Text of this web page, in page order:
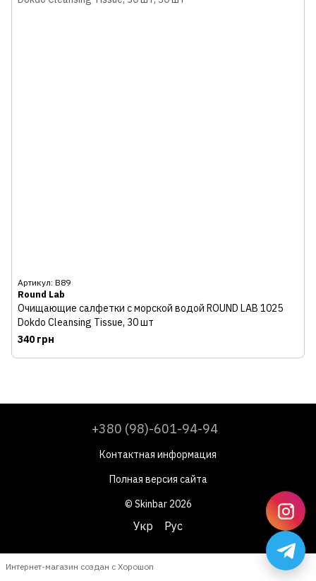
Артикул: В89
Round Lab
Очищающие салфетки с морской водой ROUND LAB 1025
Dokdo Cleansing Tissue, 30 шт
340 грн
+380 (98)-601-94-94
Контактная информация
Полная версия сайта
© Skinbar 2026
Укр Рус
Интернет-магазин создан с Хорошоп